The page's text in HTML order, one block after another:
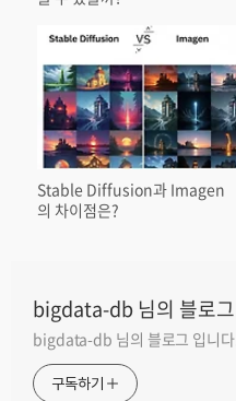
Stable Diffusion과 Imagen
의 차이점은?
bigdata-db 님의 블로그
bigdata-db 님의 블로그 입니다.
구독하기